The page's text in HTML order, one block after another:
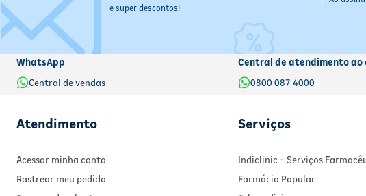
e super descontos!
WhatsApp
Central de vendas
Central de atendimento ao
0800 087 4000
Atendimento
Acessar minha conta
Rastrear meu pedido
Serviços
Indiclinic - Serviços
Farmácia Popular